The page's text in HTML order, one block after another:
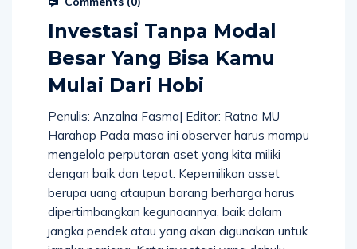
Investasi Tanpa Modal
Besar Yang Bisa Kamu
Mulai Dari Hobi
Penulis: Anzalna Fasma| Editor: Ratna MU
Harahap Pada masa ini observer harus mampu
mengelola perputaran aset yang kita miliki
dengan baik dan tepat. Kepemilikan asset
berupa uang ataupun barang berharga harus
dipertimbangkan kegunaannya, baik dalam
jangka pendek atau yang akan digunakan untuk